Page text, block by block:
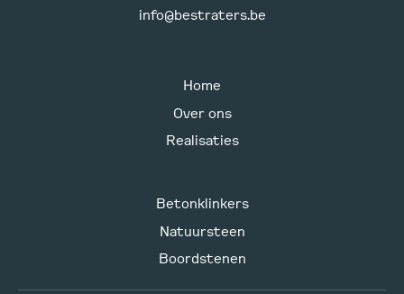
info@bestraters.be
Home
Over ons
Realisaties
Betonklinkers
Natuursteen
Boordstenen